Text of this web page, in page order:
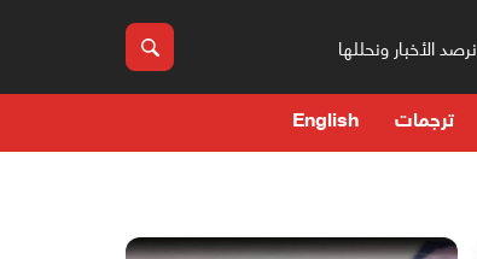
نرصد الأخبار ونحللها
ترجمات English